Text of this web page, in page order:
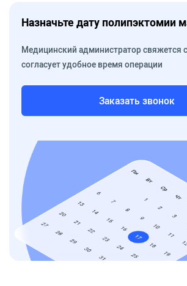
Назначьте дату полипэктомии
Медицинский администратор свяжется
согласует удобное время операции
Заказать звонок